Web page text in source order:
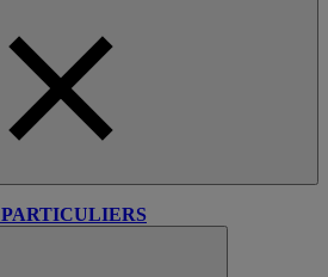
PARTICULIERS